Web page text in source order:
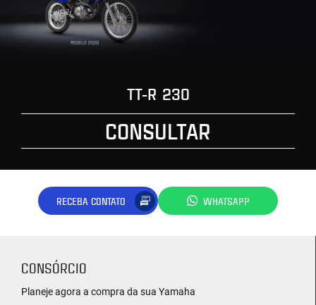
TT-R 230
CONSULTAR
RECEBA CONTATO WHATSAPP
CONSÓRCIO
Planeje agora a compra da sua Yamaha